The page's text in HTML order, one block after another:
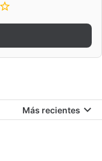
Más recientes